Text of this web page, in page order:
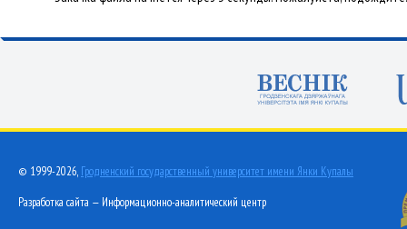
© 1999-2026, Гродненский государственный университет имени Янки Купалы
Разработка сайта — Информационно-аналитический центр